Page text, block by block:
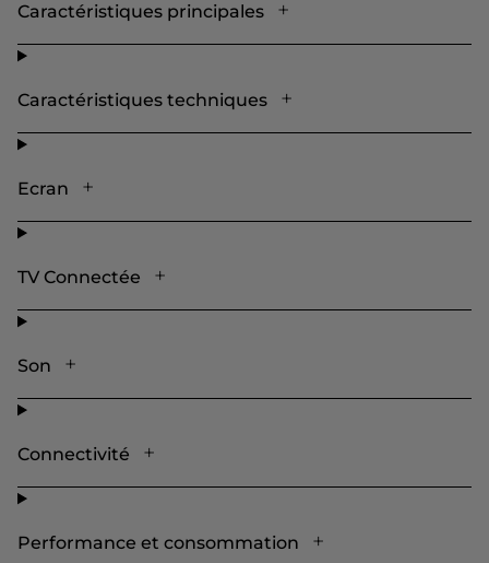
Caractéristiques principales
Caractéristiques techniques
Ecran
TV Connectée
Son
Connectivité
Performance et consommation